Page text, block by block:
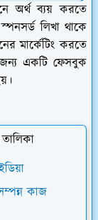
অর্থ ব্যয় করতে
লিখা থাকে
মার্কেটিং করতে
একটি ফেসবুক
কাজ